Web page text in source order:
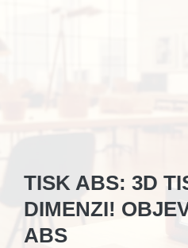
TISK ABS: 3D
DIMENZI!
ABS